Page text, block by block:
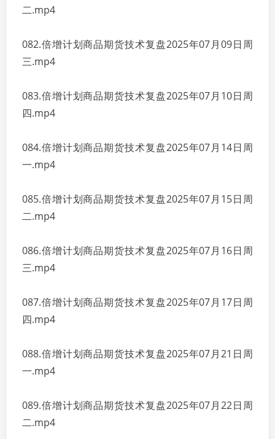
二.mp4
082.倍增计划商品期货技术复盘2025年07月09日周
三.mp4
083.倍增计划商品期货技术复盘2025年07月10日周
四.mp4
084.倍增计划商品期货技术复盘2025年07月14日周
一.mp4
085.倍增计划商品期货技术复盘2025年07月15日周
二.mp4
086.倍增计划商品期货技术复盘2025年07月16日周
三.mp4
087.倍增计划商品期货技术复盘2025年07月17日周
四.mp4
088.倍增计划商品期货技术复盘2025年07月21日周
一.mp4
089.倍增计划商品期货技术复盘2025年07月22日周
二.mp4